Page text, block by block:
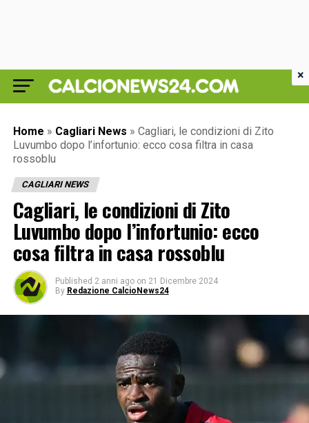
Home » Cagliari News » Cagliari, le condizioni di Zito
Luvumbo dopo l’infortunio: ecco cosa filtra in casa
rossoblu
CAGLIARI NEWS
Cagliari, le condizioni di Zito
Luvumbo dopo l’infortunio: ecco
cosa filtra in casa rossoblu
Published 2 anni ago on 21 Dicembre 2024
By Redazione CalcioNews24
×